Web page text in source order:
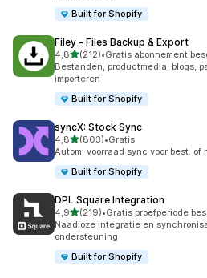
Built for Shopify
Filey ‑ Files Backup & Export
4,8van 5 sterren
(212)
212 recensies in totaal
•Gratis abonnement
Bestanden, productmedia, blogs,
importeren
Built for Shopify
syncX: Stock Sync
4,8van 5 sterren
(803)
803 recensies in totaal
•Gratis
Autom. voorraad sync voor best. of
Built for Shopify
DPL Square Integration
4,9van 5 sterren
(219)
219 recensies in totaal
•Gratis proefperiode
Naadloze integratie en
ondersteuning
Built for Shopify